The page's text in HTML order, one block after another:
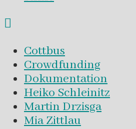
Cottbus
Crowdfunding
Dokumentation
Heiko Schleinitz
Martin Drzisga
Mia Zittlau